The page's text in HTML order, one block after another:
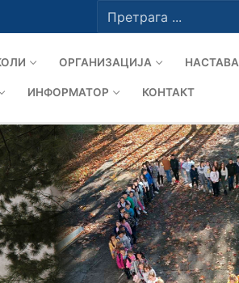
за:
ОРГАНИЗАЦИЈА НАСТАВА
ИНФОРМАТОР КОНТАКТ